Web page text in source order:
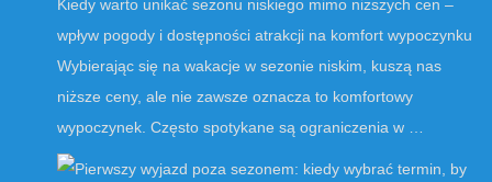
Kiedy warto unikać sezonu niskiego mimo niższych cen –
wpływ pogody i dostępności atrakcji na komfort wypoczynku
Wybierając się na wakacje w sezonie niskim, kuszą nas
niższe ceny, ale nie zawsze oznacza to komfortowy
wypoczynek. Często spotykane są ograniczenia w …